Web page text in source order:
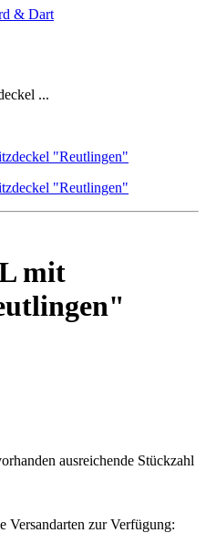
& Dart
...
mit
ausreichende Stückzahl
Versandarten zur Verfügung: